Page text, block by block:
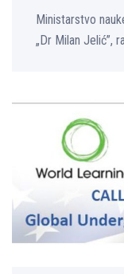
Ministarstvo
„Dr Milan Jelić”,